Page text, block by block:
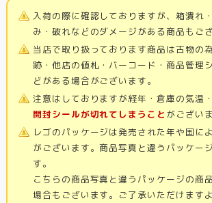
入荷の際に確認しておりますが、箱潰れ
み・破れなどのダメージがある商品もござ
当店で取り扱っております商品は古物の
跡・他店の値札・バーコード・商品管理
どがある場合がございます。
注意はしておりますが経年・倉庫の気温
開封シールが切れてしまうこと がござい
レゴのパッケージは発売された年や国に
がございます。商品写真と違うパッケー
す。
こちらの商品写真と違うパッケージの商
場合もございます。ご了承いただけます